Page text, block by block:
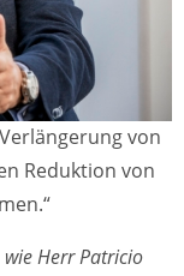
von
Reduktion von
wie Herr Patricio